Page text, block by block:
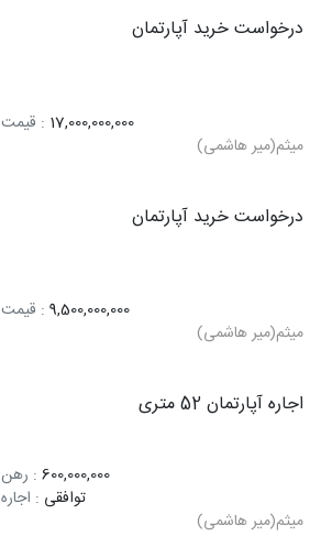
درخواست خرید آپارتمان
17,000,000,000 : قیمت
میثم(میر هاشمی)
درخواست خرید آپارتمان
9,500,000,000 : قیمت
میثم(میر هاشمی)
اجاره آپارتمان 52 متری
600,000,000 : رهن
توافقی : اجاره
میثم(میر هاشمی)